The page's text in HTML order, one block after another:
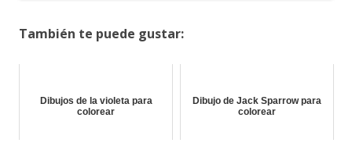
También te puede gustar:
Dibujos de la violeta para
colorear
Dibujo de Jack Sparrow para
colorear